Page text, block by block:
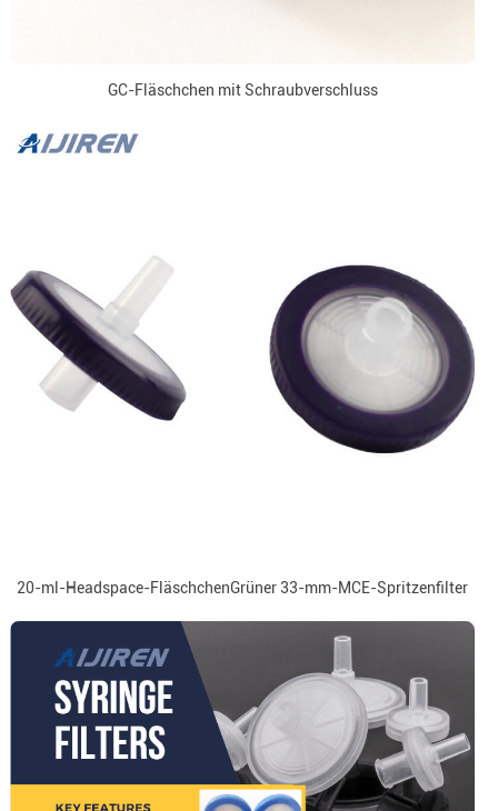
GC-Fläschchen mit Schraubverschluss
20-ml-Headspace-FläschchenGrüner 33-mm-MCE-Spritzenfilter